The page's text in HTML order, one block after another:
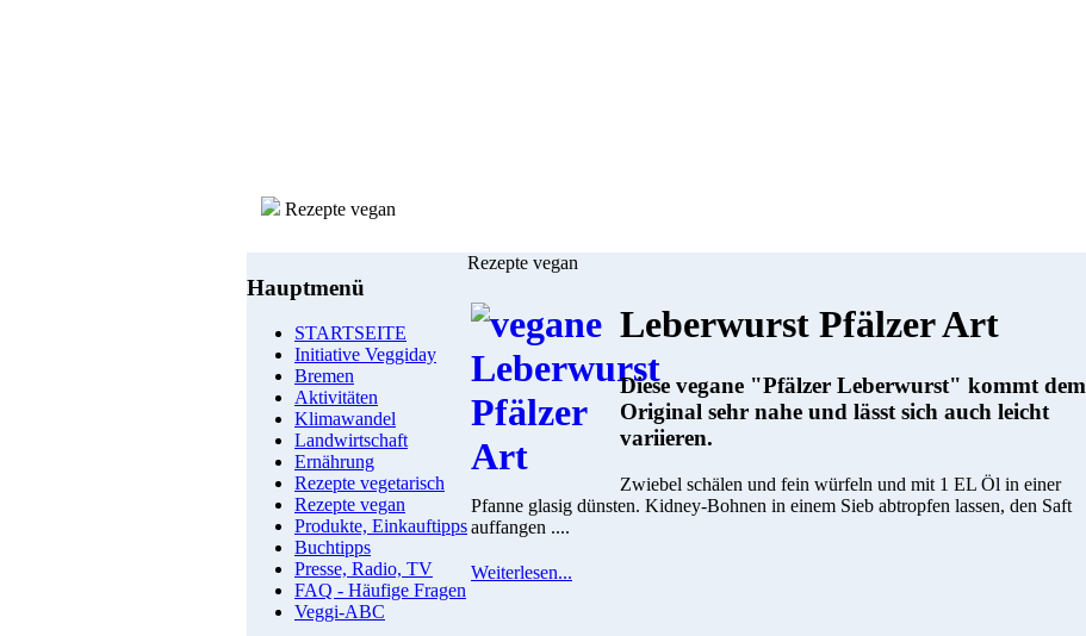
Rezepte vegan
Hauptmenü
STARTSEITE
Initiative Veggiday
Bremen
Aktivitäten
Klimawandel
Landwirtschaft
Ernährung
Rezepte vegetarisch
Rezepte vegan
Produkte, Einkauftipps
Buchtipps
Presse, Radio, TV
FAQ - Häufige Fragen
Veggi-ABC
Rezepte vegan
Leberwurst Pfälzer Art
Diese vegane "Pfälzer Leberwurst" kommt dem
Original sehr nahe und lässt sich auch leicht
variieren.
Zwiebel schälen und fein würfeln und mit 1 EL Öl in einer
Pfanne glasig dünsten. Kidney-Bohnen in einem Sieb abtropfen lassen, den Saft
auffangen ....
Weiterlesen...